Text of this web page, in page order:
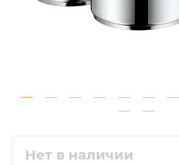
Нет в наличии